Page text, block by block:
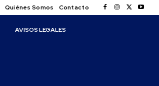
Quiénes Somos Contacto
AVISOS LEGALES